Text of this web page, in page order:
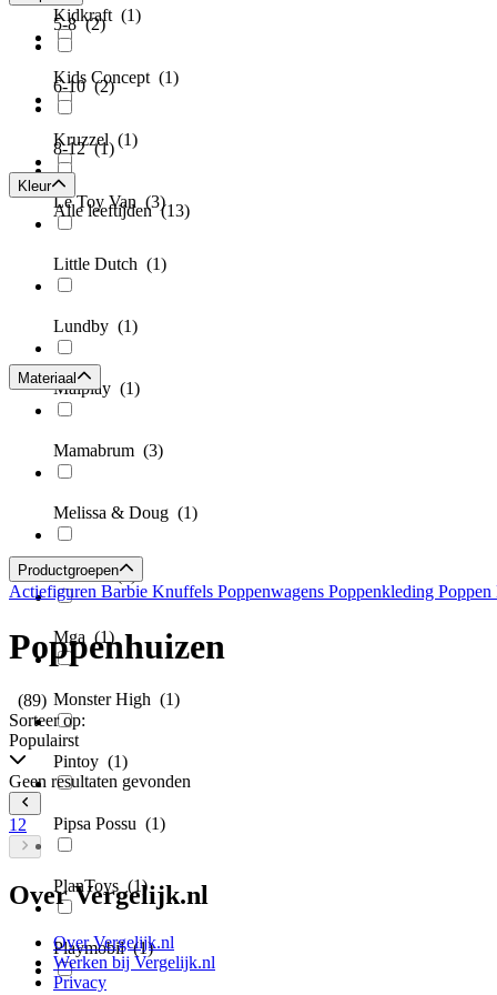
Kidkraft (1)
Kids Concept (1)
Kruzzel (1)
Le Toy Van (3)
Little Dutch (1)
Lundby (1)
Malplay (1)
Mamabrum (3)
Melissa & Doug (1)
Mentari(1)
Mga (1)
Monster High (1)
Pintoy (1)
Pipsa Possu (1)
PlanToys (1)
Playmobil(1)
5-8(2)
6-10(2)
8-12(1)
Alle leeftijden(13)
Kleur
Materiaal
Productgroepen
Actiefiguren Barbie Knuffels Poppenwagens Poppenkleding Poppen
Poppenhuizen
(89)
Sorteer op:
Populairst
Geen resultaten gevonden
1 2
Over Vergelijk.nl
Over Vergelijk.nl
Werken bij Vergelijk.nl
Privacy